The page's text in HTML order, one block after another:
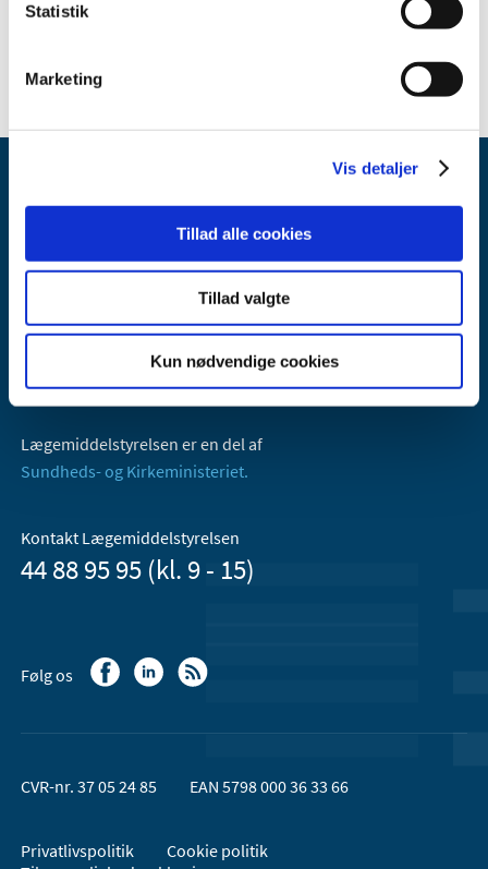
Statistik
Marketing
Vis detaljer
Tillad alle cookies
Tillad valgte
Kun nødvendige cookies
Kliniske forsøg
Axel Heides Gade 1
2300 København S
Email:dkma@dkma.dk
Lægemiddelstyrelsen er en del af
Sundheds- og Kirkeministeriet.
Kontakt Lægemiddelstyrelsen
44 88 95 95 (kl. 9 - 15)
Følg os
CVR-nr. 37 05 24 85 EAN 5798 000 36 33 66
Privatlivspolitik
Cookie politik